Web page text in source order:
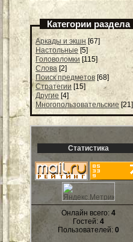
Категории раздела
Аркады и экшн [67]
Настольные [5]
Головоломки [115]
Слова [2]
Поиск предметов [68]
Стратегии [15]
Другие [4]
Многопользовательские [21]
Статистика
Онлайн всего: 4
Гостей: 4
Пользователей: 0